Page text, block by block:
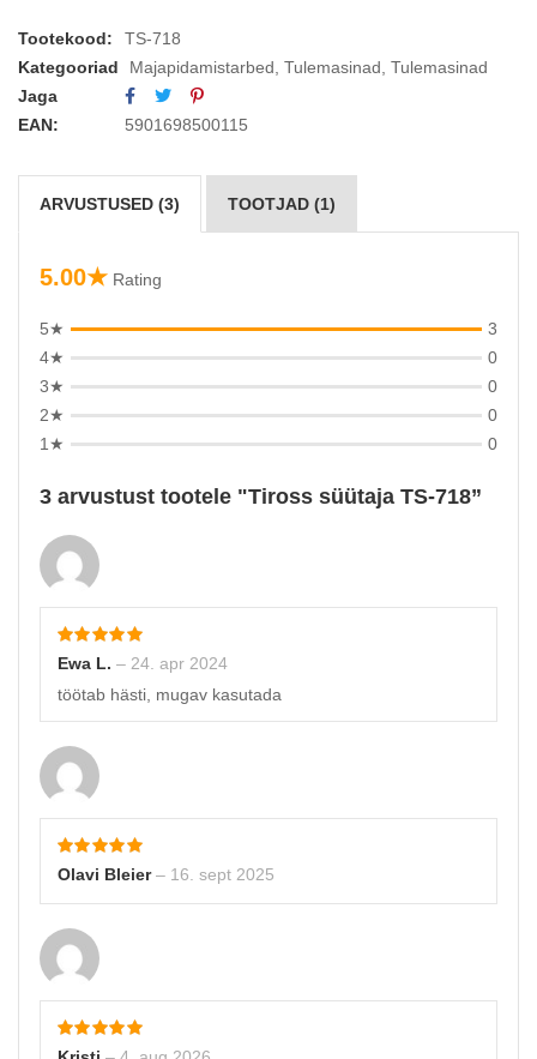
Tootekood:
TS-718
Kategooriad
Majapidamistarbed Tulemasinad Tulemasinad
Jaga
EAN:
5901698500115
ARVUSTUSED (3) TOOTJAD (1)
5.00★ Rating
5★
3
4★
0
3★
0
2★
0
1★
0
3 arvustust tootele Tiross süütaja TS-718
Ewa L. – 24. apr 2024
töötab hästi, mugav kasutada
Olavi Bleier– 16. sept 2025